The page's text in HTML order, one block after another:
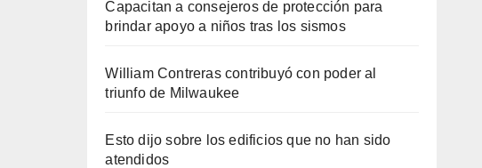
Capacitan a consejeros de protección para
brindar apoyo a niños tras los sismos
William Contreras contribuyó con poder al
triunfo de Milwaukee
Esto dijo sobre los edificios que no han sido
atendidos